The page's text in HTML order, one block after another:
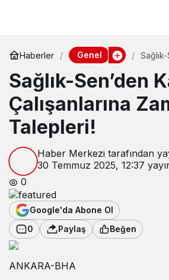
Haberler Genel
Sağlık-Sen’den
Çalışanlarına
Talepleri!
Haber Merkezi tarafından
30 Temmuz 2025, 12:37
0
Google'da Abone Ol
0
Paylaş Beğen
ANKARA-BHA